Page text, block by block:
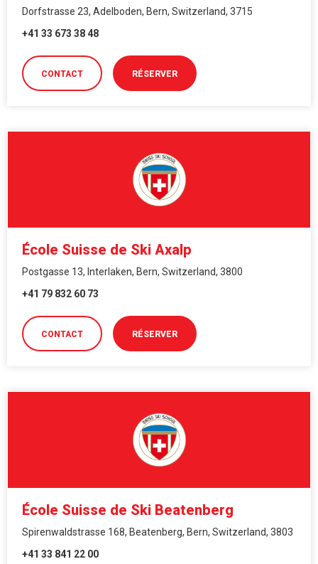
Dorfstrasse 23, Adelboden, Bern, Switzerland, 3715
+41 33 673 38 48
CONTACT RÉSERVER
École Suisse de Ski Axalp
Postgasse 13, Interlaken, Bern, Switzerland, 3800
+41 79 832 60 73
CONTACT RÉSERVER
École Suisse de Ski Beatenberg
Spirenwaldstrasse 168, Beatenberg, Bern, Switzerland, 3803
+41 33 841 22 00